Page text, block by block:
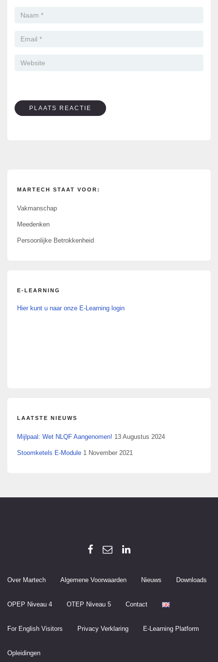
MARTECH STAAT VOOR:
Vakmanschap
Meedenken
Persoonlijke Betrokkenheid
E-LEARNING
Hier kunt u naar onze E-Learning login
LAATSTE NIEUWS
Mijlpaal: Wet NLQF Aangenomen! 13 Augustus 2024
Stoomketels E-Module 1 November 2021
Over Martech Algemene Voorwaarden Nieuws Downloads
OPEP Niveau 4 OTEP Niveau 5 Contact
For English Visitors Privacy Verklaring E-Learning Platform
Opleidingen